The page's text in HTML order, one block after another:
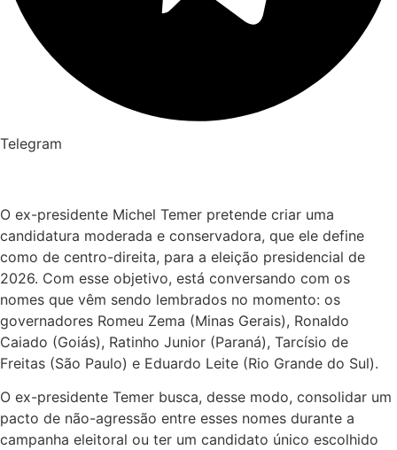
Telegram
O ex-presidente Michel Temer pretende criar uma
candidatura moderada e conservadora, que ele define
como de centro-direita, para a eleição presidencial de
2026. Com esse objetivo, está conversando com os
nomes que vêm sendo lembrados no momento: os
governadores Romeu Zema (Minas Gerais), Ronaldo
Caiado (Goiás), Ratinho Junior (Paraná), Tarcísio de
Freitas (São Paulo) e Eduardo Leite (Rio Grande do Sul).
O ex-presidente Temer busca, desse modo, consolidar um
pacto de não-agressão entre esses nomes durante a
campanha eleitoral ou ter um candidato único escolhido